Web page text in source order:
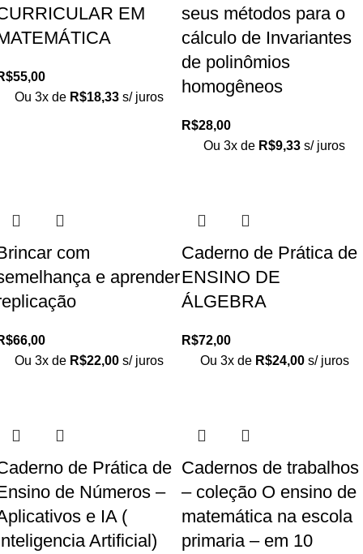
EM
55,00
Ou 3x de R$18,33 s/ juros
seus métodos para o
cálculo de Invariantes
de polinômios
homogêneos
R$28,00
Ou 3x de R$9,33 s/ juros
com
e aprender
66,00
Ou 3x de R$22,00 s/ juros
Caderno de Prática de
ENSINO DE
ÁLGEBRA
R$72,00
Ou 3x de R$24,00 s/ juros
de Prática de
de Números –
e IA (
Artificial)
Cadernos de trabalhos
– coleção O ensino de
matemática na escola
primaria – em 10